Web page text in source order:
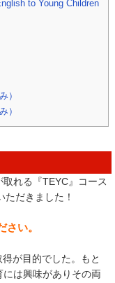
to Young Children
）
）
れる『TEYC』コース
だきました！
い。
が目的でした。もと
は興味がありその両